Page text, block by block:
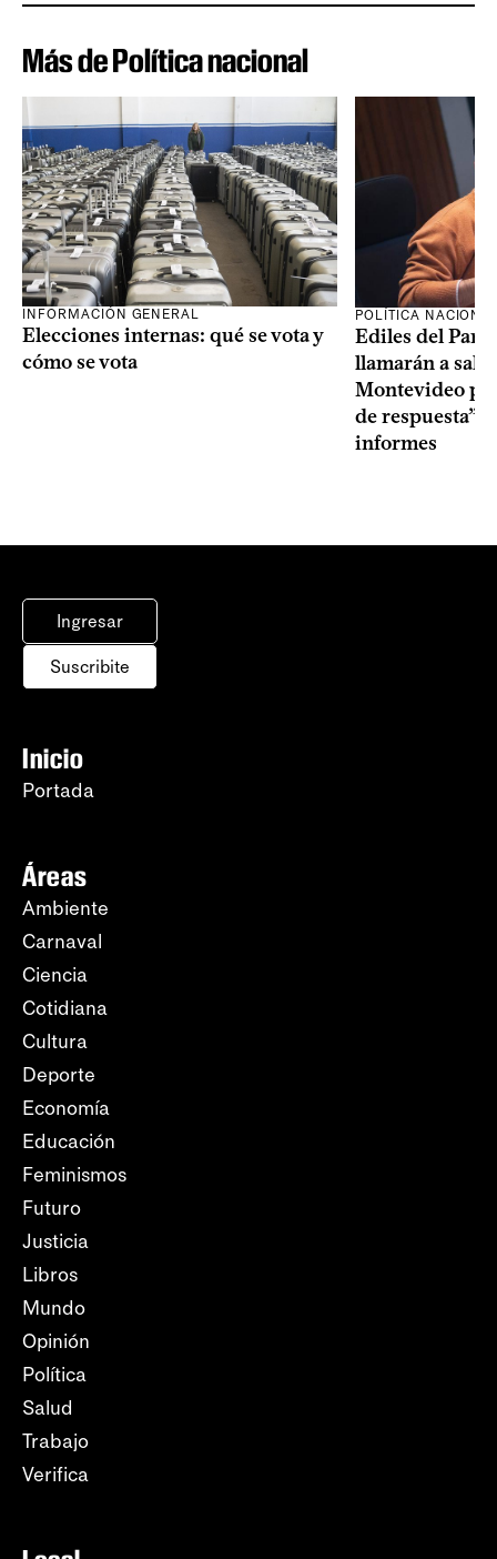
Más de Política nacional
INFORMACIÓN GENERAL
Elecciones internas: qué se vota y
cómo se vota
POLÍTICA
Ediles del
llamarán a sala
Montevideo
de respuesta”
informes
Ingresar
Suscribite
Inicio
Portada
Áreas
Ambiente
Carnaval
Ciencia
Cotidiana
Cultura
Deporte
Economía
Educación
Feminismos
Futuro
Justicia
Libros
Mundo
Opinión
Política
Salud
Trabajo
Verifica